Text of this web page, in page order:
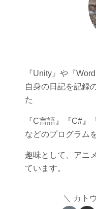
『Unity』や『
自身の日記を記録
た
『C言語』『C#』
などのプログラム
趣味として、アニ
ています。
カト